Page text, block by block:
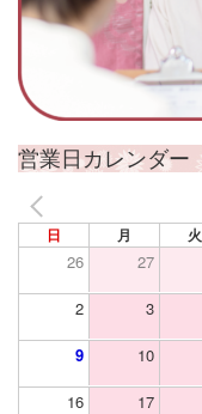
営業日カレンダー
日 月 火
26 27
2 3
9 10
16 17